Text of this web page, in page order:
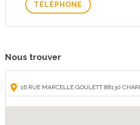
TÉLÉPHONE
Nous trouver
16 RUE MARCELLE GOULETT 88130